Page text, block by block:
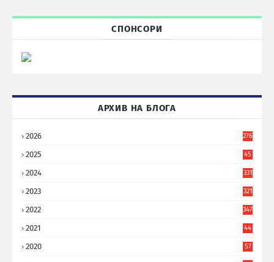
СПОНСОРИ
АРХИВ НА БЛОГА
2026 276
2025
45
2024 331
2023 321
2022 347
2021
44
2020
57